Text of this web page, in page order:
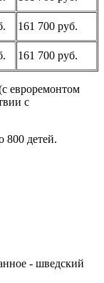
161 700 руб.
161 700 руб.
евроремонтом
с
детей.
- шведский